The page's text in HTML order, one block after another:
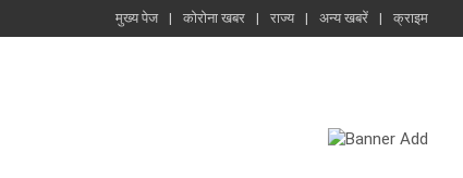
मुख्य पेज कोरोना खबर राज्य अन्य खबरें क्राइम